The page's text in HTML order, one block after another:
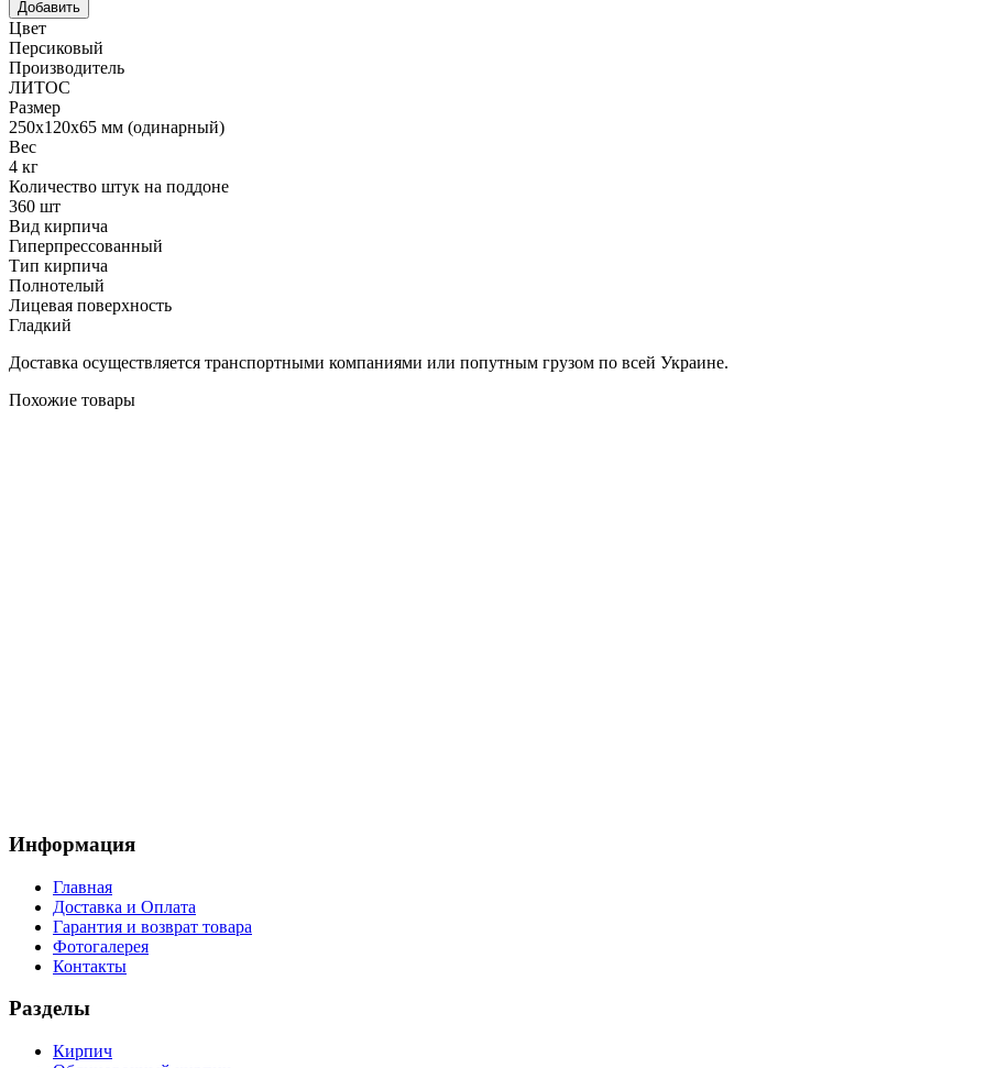
Цвет
Персиковый
Производитель
ЛИТОС
Размер
250х120х65 мм (одинарный)
Вес
4 кг
Количество штук на поддоне
360 шт
Вид кирпича
Гиперпрессованный
Тип кирпича
Полнотелый
Лицевая поверхность
Гладкий
Доставка осуществляется транспортными компаниями или попутным грузом по всей Украине.
Похожие товары
Информация
Главная
Доставка и Оплата
Гарантия и возврат товара
Фотогалерея
Контакты
Разделы
Кирпич